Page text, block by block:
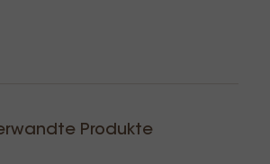
Produkte